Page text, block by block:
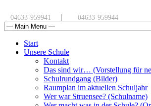
04633-959941 | 04633-959944
Start
Unsere Schule
Kontakt
Das sind wir… (Vorstellung für
Schulrundgang (Bilder)
Raumplan im aktuellen Schuljahr
Wer war Struensee? (Schulname)